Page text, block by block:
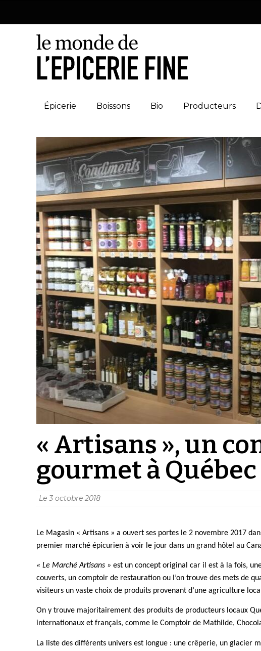
Épicerie Boissons Bio Producteurs
« Artisans », un
gourmet à Québec
Le 3 octobre 2018
Le Magasin « Artisans » a ouvert ses portes le 2 novembre 2017
premier marché épicurien à voir le jour dans un grand hôtel au
« Le Marché Artisans » est un concept original car il est à la fois,
couverts, un comptoir de restauration ou l’on trouve des mets de
visiteurs un vaste choix de produits provenant d’une agriculture
On y trouve majoritairement des produits de producteurs locaux
internationaux et français, comme le Comptoir de Mathilde,
La liste des différents univers est longue : une crêperie, un glacier